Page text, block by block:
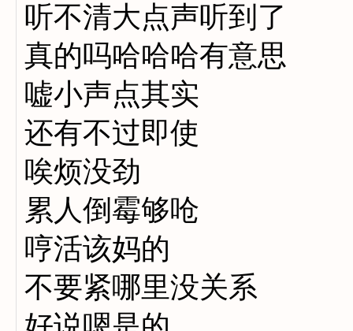
听不清大点声听到了
真的吗哈哈哈有意思
嘘小声点其实
还有不过即使
唉烦没劲
累人倒霉够呛
哼活该妈的
不要紧哪里没关系